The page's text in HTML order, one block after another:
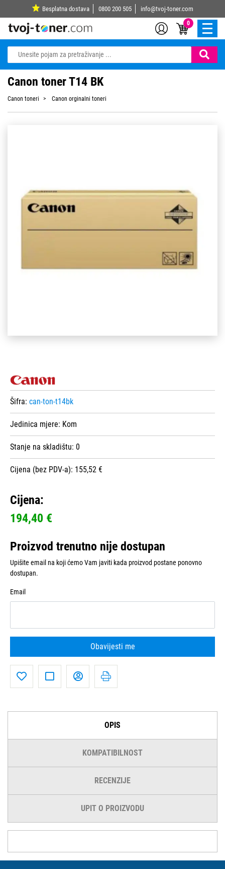
Besplatna dostava 0800 200 505 info@tvoj-toner.com
0
Canon toner T14 BK
Canon toneri Canon orginalni toneri
Šifra: can-ton-t14bk
Jedinica mjere: Kom
Stanje na skladištu: 0
Cijena (bez PDV-a): 155,52 €
Cijena:
194,40 €
Proizvod trenutno nije dostupan
Upišite email na koji ćemo Vam javiti kada proizvod postane ponovno
dostupan.
Email
Obavijesti me
OPIS
KOMPATIBILNOST
RECENZIJE
UPIT O PROIZVODU